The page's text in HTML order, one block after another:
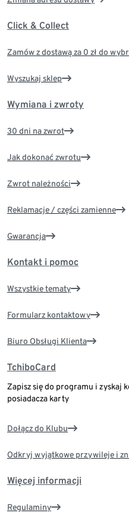
Click & Collect
Zamów z dostawą za 0 zł do
Wyszukaj sklep
Wymiana i zwroty
30 dni na zwrot
Jak dokonać zwrotu
Zwrot należności
Reklamacje / części zamienne
Gwarancja
Kontakt i pomoc
Wszystkie tematy
Formularz kontaktowy
Biuro Obsługi Klienta
TchiboCard
Zapisz się do programu i zyskaj
posiadacza karty
Dołącz do Klubu
Odkryj wyjątkowe przywileje i
Więcej informacji
Regulaminy